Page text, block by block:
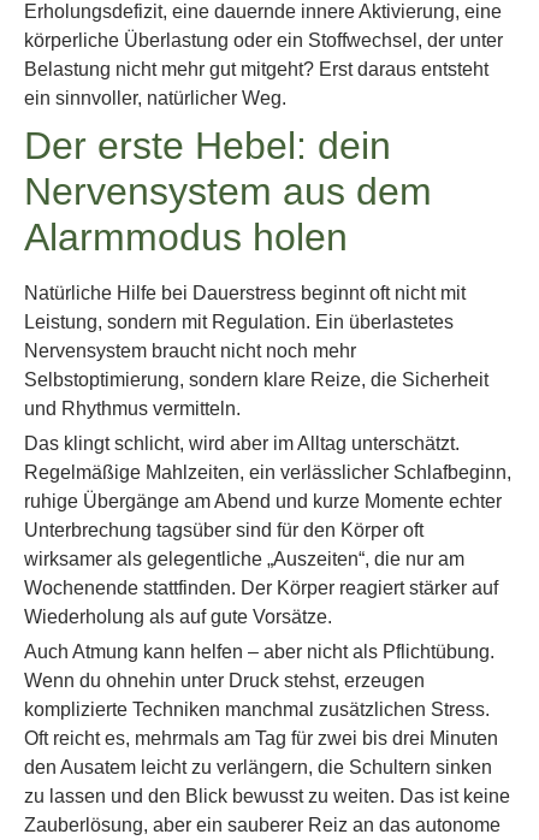
Erholungsdefizit, eine dauernde innere Aktivierung, eine
körperliche Überlastung oder ein Stoffwechsel, der unter
Belastung nicht mehr gut mitgeht? Erst daraus entsteht
ein sinnvoller, natürlicher Weg.
Der erste Hebel: dein
Nervensystem aus dem
Alarmmodus holen
Natürliche Hilfe bei Dauerstress beginnt oft nicht mit
Leistung, sondern mit Regulation. Ein überlastetes
Nervensystem braucht nicht noch mehr
Selbstoptimierung, sondern klare Reize, die Sicherheit
und Rhythmus vermitteln.
Das klingt schlicht, wird aber im Alltag unterschätzt.
Regelmäßige Mahlzeiten, ein verlässlicher Schlafbeginn,
ruhige Übergänge am Abend und kurze Momente echter
Unterbrechung tagsüber sind für den Körper oft
wirksamer als gelegentliche „Auszeiten“, die nur am
Wochenende stattfinden. Der Körper reagiert stärker auf
Wiederholung als auf gute Vorsätze.
Auch Atmung kann helfen – aber nicht als Pflichtübung.
Wenn du ohnehin unter Druck stehst, erzeugen
komplizierte Techniken manchmal zusätzlichen Stress.
Oft reicht es, mehrmals am Tag für zwei bis drei Minuten
den Ausatem leicht zu verlängern, die Schultern sinken
zu lassen und den Blick bewusst zu weiten. Das ist keine
Zauberlösung, aber ein sauberer Reiz an das autonome